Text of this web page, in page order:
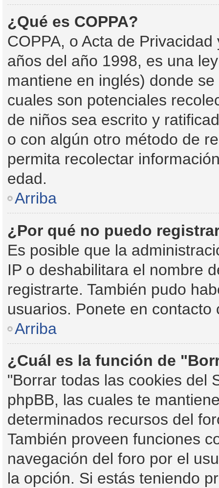
¿Qué es COPPA?
COPPA, o Acta de
años del año 1998, es una
mantiene en inglés) donde
cuales son potenciales
de niños sea escrito y
o con algún otro método de
permita recolectar
edad.
Arriba
¿Por qué no puedo
Es posible que la
IP o deshabilitara el nombre
registrarte. También pudo
usuarios. Ponete en
Arriba
¿Cuál es la función de
"Borrar todas las cookies del
phpBB, las cuales te
determinados recursos del
También proveen funciones
navegación del foro por el
la opción. Si estás teniendo